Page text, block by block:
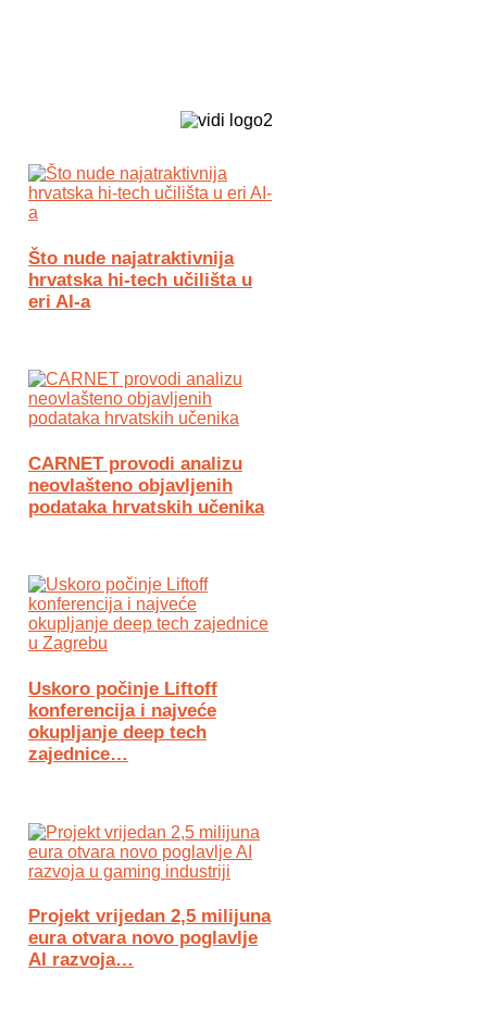
Što nude najatraktivnija
hrvatska hi-tech učilišta u
eri AI-a
CARNET provodi analizu
neovlašteno objavljenih
podataka hrvatskih učenika
Uskoro počinje Liftoff
konferencija i najveće
okupljanje deep tech
zajednice…
Projekt vrijedan 2,5 milijuna
eura otvara novo poglavlje
AI razvoja…